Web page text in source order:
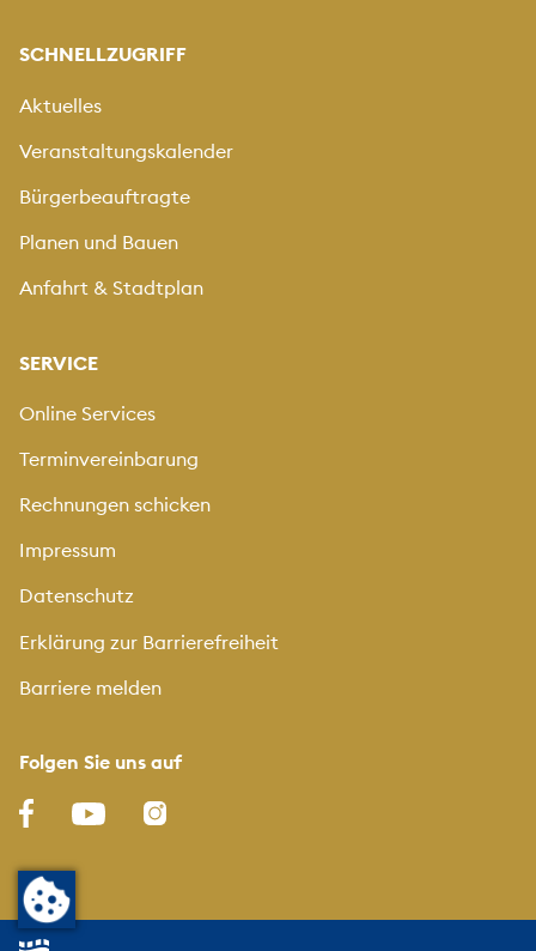
SCHNELLZUGRIFF
Aktuelles
Veranstaltungskalender
Bürgerbeauftragte
Planen und Bauen
Anfahrt & Stadtplan
SERVICE
Online Services
Terminvereinbarung
Rechnungen schicken
Impressum
Datenschutz
Erklärung zur Barrierefreiheit
Barriere melden
Folgen Sie uns auf